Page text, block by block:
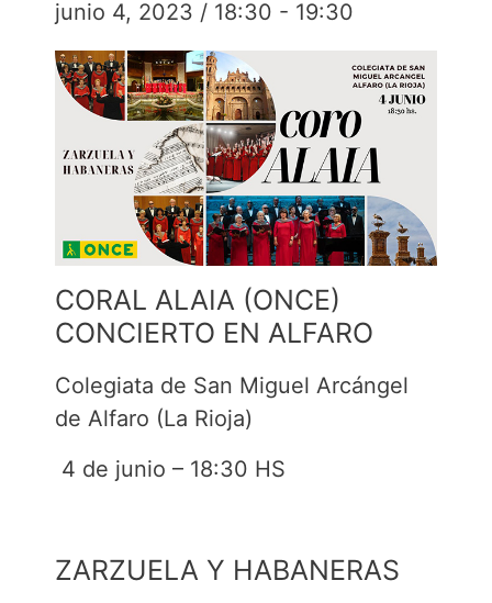
junio 4, 2023 / 18:30 - 19:30
CORAL ALAIA (ONCE)
CONCIERTO EN ALFARO
Colegiata de San Miguel Arcángel
de Alfaro (La Rioja)
4 de junio – 18:30 HS
ZARZUELA Y HABANERAS